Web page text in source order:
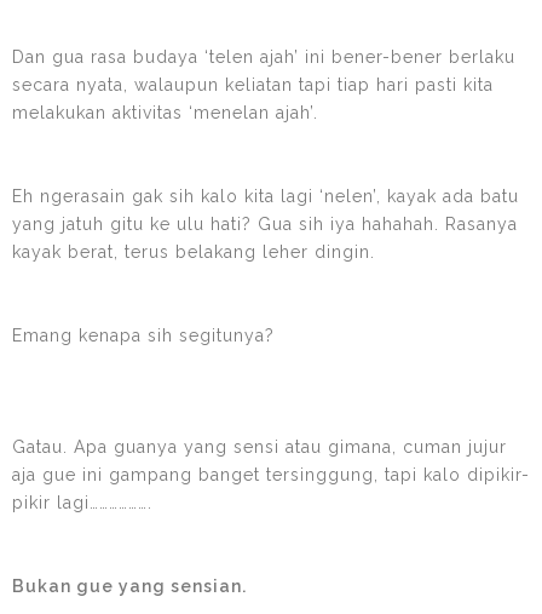
Dan gua rasa budaya ‘telen ajah’ ini bener-bener berlaku
secara nyata, walaupun keliatan tapi tiap hari pasti kita
melakukan aktivitas ‘menelan ajah’.
Eh ngerasain gak sih kalo kita lagi ‘nelen’, kayak ada batu
yang jatuh gitu ke ulu hati? Gua sih iya hahahah. Rasanya
kayak berat, terus belakang leher dingin.
Emang kenapa sih segitunya?
Gatau. Apa guanya yang sensi atau gimana, cuman jujur
aja gue ini gampang banget tersinggung, tapi kalo dipikir-
pikir lagi……………….
Bukan gue yang sensian.